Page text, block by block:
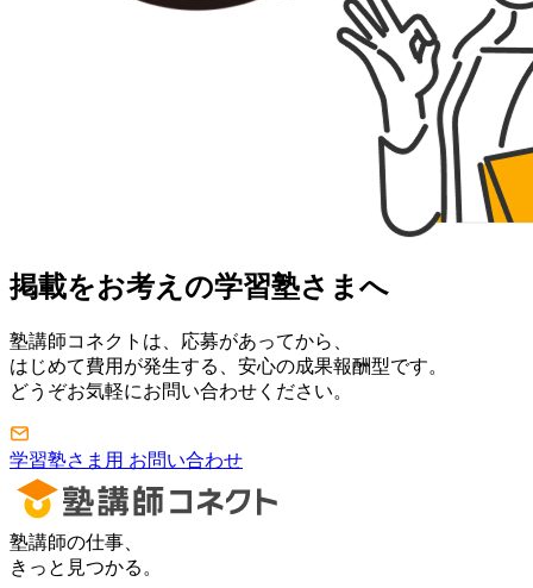
掲載をお考えの学習塾さまへ
塾講師コネクトは、応募があってから、
はじめて費用が発生する、安心の成果報酬型です。
どうぞお気軽にお問い合わせください。
学習塾さま用 お問い合わせ
塾講師の仕事、
きっと見つかる。